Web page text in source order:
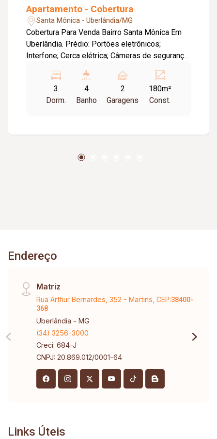
Apartamento - Cobertura
Santa Mônica - Uberlândia/MG
Cobertura Para Venda Bairro Santa Mônica Em
Uberlândia. Prédio: Portões eletrônicos;
Interfone; Cerca elétrica; Câmeras de segurança;
Privativa: Aproximadamente 126,92m². Área
Construída: Aproximadamente 180,00m². Duas
garagens. Primeiro Piso: Sala 02 ambientes;
Gesso tetos, aquecedor solar. Toda montada
3
Dorm.
4
Banho
2
Garagens
180m²
Const.
Endereço
Matriz
Rua Arthur Bernardes, 352 - Martins, CEP:38400-
368
Uberlândia - MG
(34) 3256-3000
Creci: 684-J
CNPJ: 20.869.012/0001-64
Links Úteis